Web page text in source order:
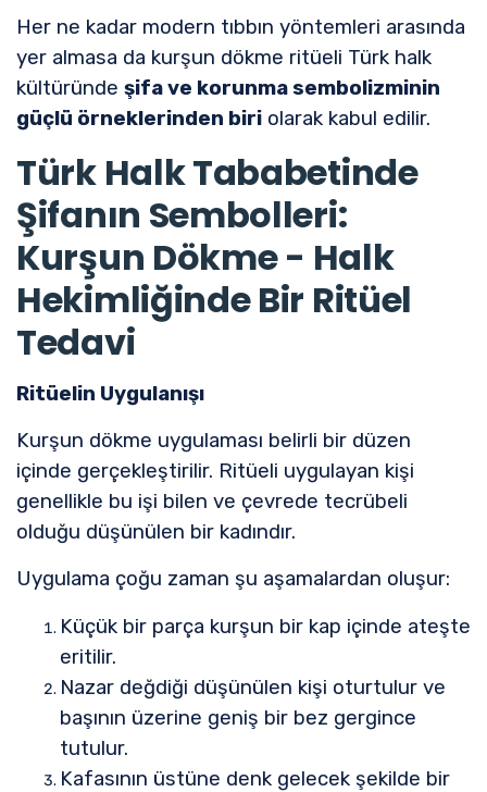
Her ne kadar modern tıbbın yöntemleri arasında
yer almasa da kurşun dökme ritüeli Türk halk
kültüründe şifa ve korunma sembolizminin
güçlü örneklerinden biri olarak kabul edilir.
Türk Halk Tababetinde
Şifanın Sembolleri:
Kurşun Dökme - Halk
Hekimliğinde Bir Ritüel
Tedavi
Ritüelin Uygulanışı
Kurşun dökme uygulaması belirli bir düzen
içinde gerçekleştirilir. Ritüeli uygulayan kişi
genellikle bu işi bilen ve çevrede tecrübeli
olduğu düşünülen bir kadındır.
Uygulama çoğu zaman şu aşamalardan oluşur:
Küçük bir parça kurşun bir kap içinde ateşte
eritilir.
Nazar değdiği düşünülen kişi oturtulur ve
başının üzerine geniş bir bez gergince
tutulur.
Kafasının üstüne denk gelecek şekilde bir